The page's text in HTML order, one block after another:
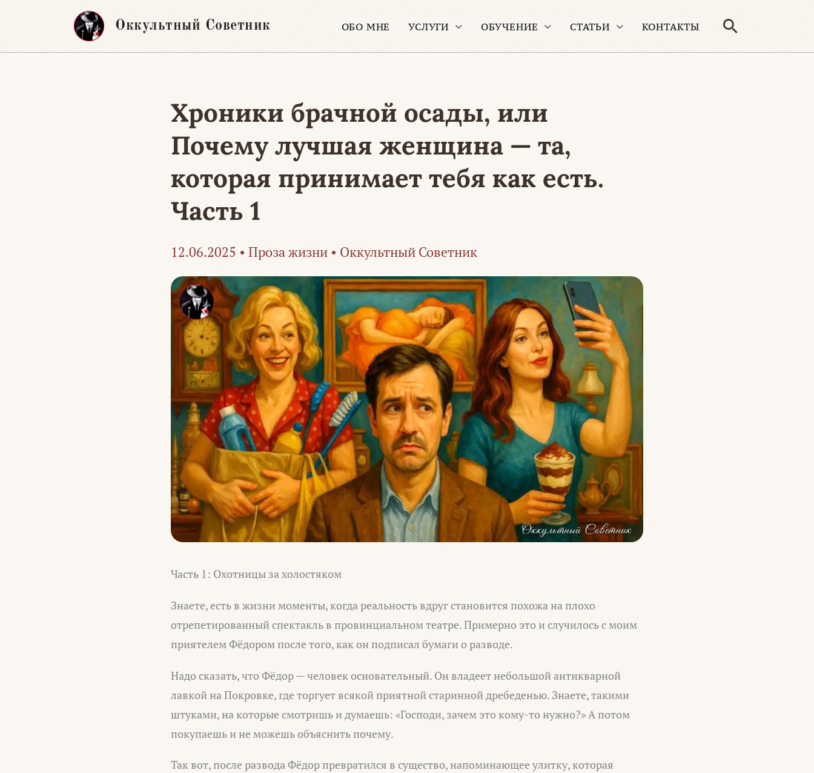
Оккультный Советник ОБО МНЕ УСЛУГИ ОБУЧЕНИЕ СТАТЬИ КОНТАКТЫ Поиск
Хроники брачной осады, или
Почему лучшая женщина — та,
которая принимает тебя как есть.
Часть 1
12.06.2025 • Проза жизни • Оккультный Советник
Часть 1: Охотницы за холостяком
Знаете, есть в жизни моменты, когда реальность вдруг становится похожа на плохо
отрепетированный спектакль в провинциальном театре. Примерно это и случилось с моим
приятелем Фёдором после того, как он подписал бумаги о разводе.
Надо сказать, что Фёдор — человек основательный. Он владеет небольшой антикварной
лавкой на Покровке, где торгует всякой приятной старинной дребеденью. Знаете, такими
штуками, на которые смотришь и думаешь: «Господи, зачем это кому-то нужно?» А потом
покупаешь и не можешь объяснить почему.
Так вот, после развода Фёдор превратился в существо, напоминающее улитку, которая